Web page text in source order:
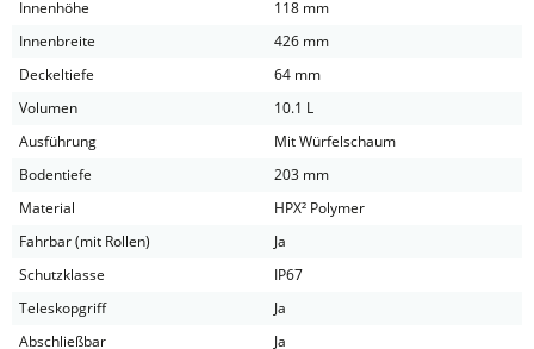
Innenhöhe
118 mm
Innenbreite
426 mm
Deckeltiefe
64 mm
Volumen
10.1 L
Ausführung
Mit Würfelschaum
Bodentiefe
203 mm
Material
HPX² Polymer
Fahrbar (mit Rollen)
Ja
Schutzklasse
IP67
Teleskopgriff
Ja
Abschließbar
Ja